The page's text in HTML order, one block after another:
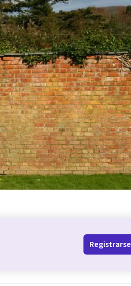
Registrarse